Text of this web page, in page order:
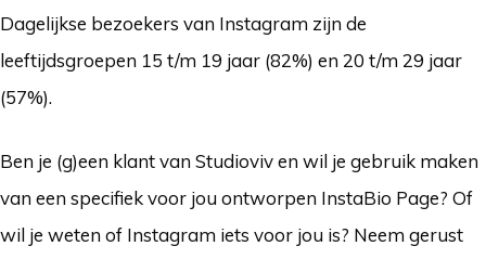
Dagelijkse bezoekers van Instagram zijn de
leeftijdsgroepen 15 t/m 19 jaar (82%) en 20 t/m 29 jaar
(57%).
Ben je (g)een klant van Studioviv en wil je gebruik maken
van een specifiek voor jou ontworpen InstaBio Page? Of
wil je weten of Instagram iets voor jou is? Neem gerust